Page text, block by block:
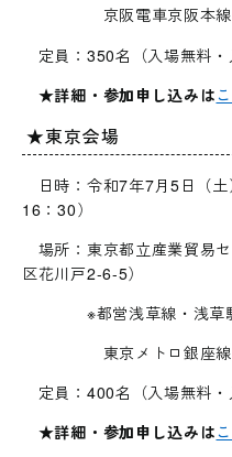
京阪電車京阪本線「
定員：350名（入場無料・
★詳細・参加申し込みは
★東京会場
日時：令和7年7月5日（
16：30）
場所：東京都立産業貿易
区花川戸2-6-5）
※都営浅草線・浅草駅
東京メトロ銀座線・
定員：400名（入場無料・
★詳細・参加申し込みは